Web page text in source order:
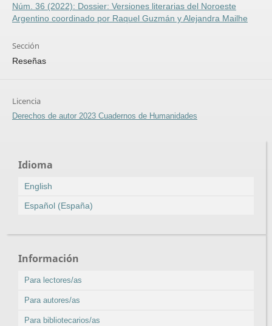
Núm. 36 (2022): Dossier: Versiones literarias del Noroeste
Argentino coordinado por Raquel Guzmán y Alejandra Mailhe
Sección
Reseñas
Licencia
Derechos de autor 2023 Cuadernos de Humanidades
Idioma
English
Español (España)
Información
Para lectores/as
Para autores/as
Para bibliotecarios/as